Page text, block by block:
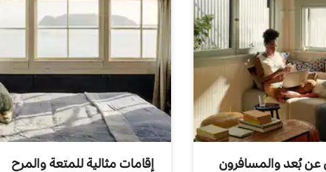
عن بُعد والمسافرون
إقامات مثالية للمتعة والمرح